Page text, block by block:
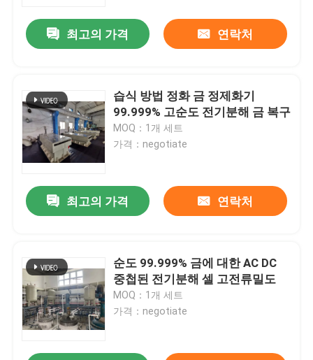
최고의 가격 연락처
습식 방법 정화 금 정제화기
99.999% 고순도 전기분해 금 복구
MOQ：1개 세트
가격：negotiate
최고의 가격 연락처
순도 99.999% 금에 대한 AC DC
중첩된 전기분해 셀 고전류밀도
MOQ：1개 세트
가격：negotiate